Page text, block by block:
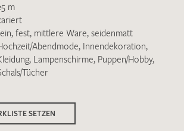
dass meine angegebenen Daten
habe ich zur Kenntnis
akzeptiere diese.
m
, fest, mittlere Ware, seidenmatt
Abendmode, Innendekoration,
, Lampenschirme, Puppen/Hobby,
Tücher
SETZEN